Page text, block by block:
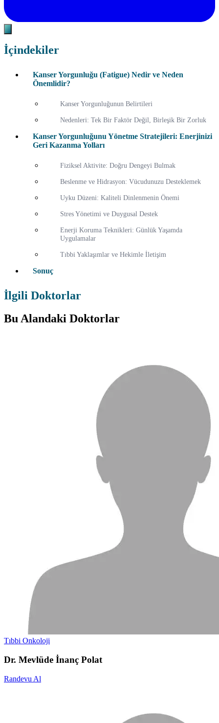
İçindekiler
Kanser Yorgunluğu (Fatigue) Nedir ve Neden
Önemlidir?
Kanser Yorgunluğunun Belirtileri
Nedenleri: Tek Bir Faktör Değil, Birleşik Bir Zorluk
Kanser Yorgunluğunu Yönetme Stratejileri: Enerjinizi
Geri Kazanma Yolları
Fiziksel Aktivite: Doğru Dengeyi Bulmak
Beslenme ve Hidrasyon: Vücudunuzu Desteklemek
Uyku Düzeni: Kaliteli Dinlenmenin Önemi
Stres Yönetimi ve Duygusal Destek
Enerji Koruma Teknikleri: Günlük Yaşamda
Uygulamalar
Tıbbi Yaklaşımlar ve Hekimle İletişim
Sonuç
İlgili Doktorlar
Bu Alandaki Doktorlar
Tıbbi Onkoloji
Dr. Mevlüde İnanç Polat
Randevu Al